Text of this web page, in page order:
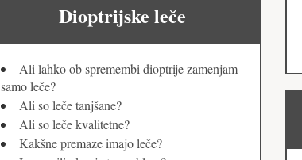
Dioptrijske leče
Ali lahko ob spremembi dioptrije zamenjam
samo leče?
Ali so leče tanjšane?
Ali so leče kvalitetne?
Kakšne premaze imajo leče?